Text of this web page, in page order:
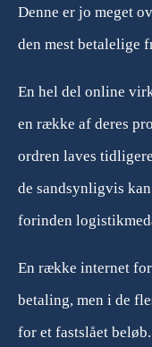
Denne er jo meget
den mest betalelige
En hel del online
en række af deres
ordren laves
de sandsynligvis
forinden
En række internet
betaling, men i de
for et fastslået